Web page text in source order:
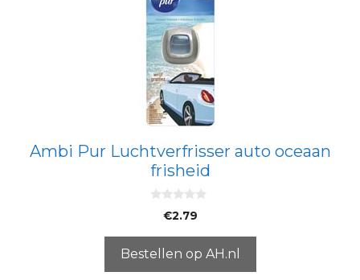
Ambi Pur Luchtverfrisser auto oceaan
frisheid
5
€2.79
Bestellen op AH.nl